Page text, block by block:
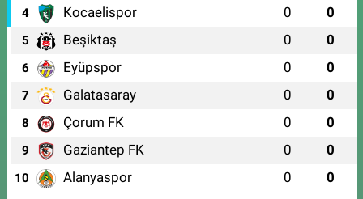
4 Kocaelispor 0 0
5 Beşiktaş 0 0
6 Eyüpspor 0 0
7 Galatasaray 0 0
8 Çorum FK 0 0
9 Gaziantep FK 0 0
10 Alanyaspor 0 0